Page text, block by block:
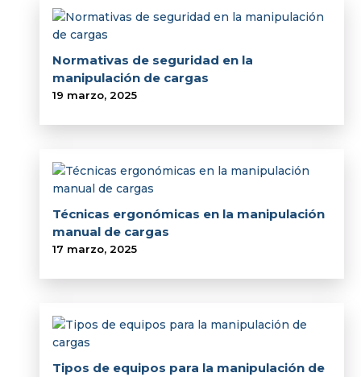
Normativas de seguridad en la
manipulación de cargas
19 marzo, 2025
Técnicas ergonómicas en la manipulación
manual de cargas
17 marzo, 2025
Tipos de equipos para la manipulación de